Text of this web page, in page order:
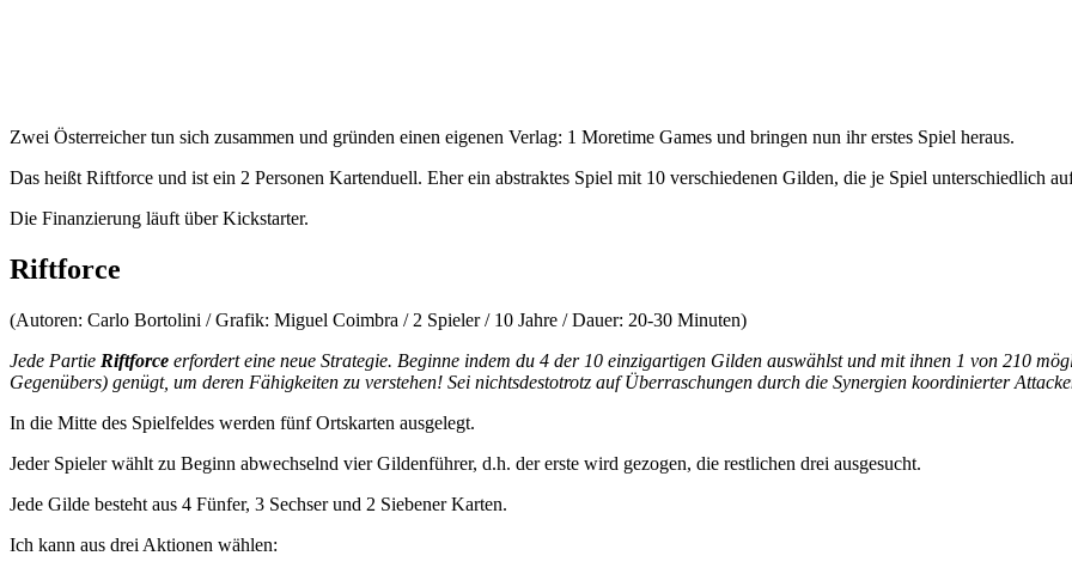
Zwei Österreicher tun sich zusammen und gründen einen eigenen Verlag: 1 Moretime Games und bringen nun ihr erstes Spiel heraus.
Das heißt Riftforce und ist ein 2 Personen Kartenduell. Eher ein abstraktes Spiel mit 10 verschiedenen Gilden, die je Spiel unterschiedlich
Die Finanzierung läuft über Kickstarter.
Riftforce
(Autoren: Carlo Bortolini / Grafik: Miguel Coimbra / 2 Spieler / 10 Jahre / Dauer: 20-30 Minuten)
Jede Partie Riftforce erfordert eine neue Strategie. Beginne indem du 4 der 10 einzigartigen Gilden auswählst und mit ihnen 1 von 210
Gegenübers) genügt, um deren Fähigkeiten zu verstehen! Sei nichtsdestotrotz auf Überraschungen durch die Synergien koordinierter
In die Mitte des Spielfeldes werden fünf Ortskarten ausgelegt.
Jeder Spieler wählt zu Beginn abwechselnd vier Gildenführer, d.h. der erste wird gezogen, die restlichen drei ausgesucht.
Jede Gilde besteht aus 4 Fünfer, 3 Sechser und 2 Siebener Karten.
Ich kann aus drei Aktionen wählen: